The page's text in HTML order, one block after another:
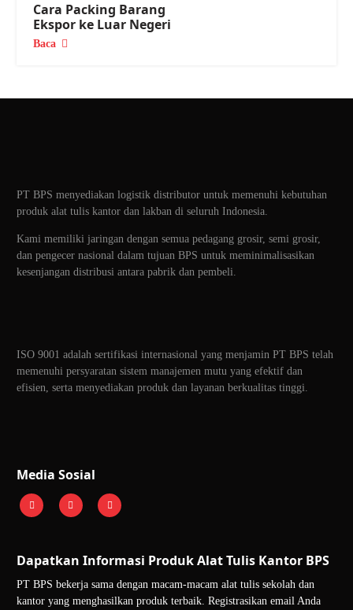
Cara Packing Barang
Ekspor ke Luar Negeri
Baca
PT BPS menyediakan logistik distributor untuk memenuhi kebutuhan
produk alat tulis kantor dan lakban di seluruh Indonesia.
Kami memiliki jaringan dengan semua pedagang grosir, semi grosir,
dan pengecer nasional dalam tujuan BPS untuk meminimalisasikan
kesenjangan distribusi antara pabrik dan pembeli.
ISO 9001 adalah sertifikasi internasional yang menjamin PT BPS telah
memenuhi persyaratan sistem manajemen mutu yang efektif dan
efisien, serta menyediakan produk dan layanan berkualitas tinggi.
Media Sosial
Dapatkan Informasi Produk Alat Tulis Kantor BPS
PT BPS bekerja sama dengan macam-macam alat tulis sekolah dan
kantor yang menghasilkan produk terbaik. Registrasikan email Anda